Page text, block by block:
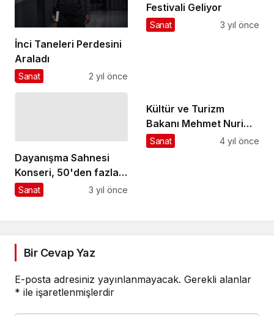
İnci Taneleri Perdesini
Araladı
Sanat 2 yıl önce
Festivali Geliyor
Sanat 3 yıl önce
Dayanışma Sahnesi
Konseri, 50'den fazla
çocuğa “Robotel”
Sanat 3 yıl önce
Kültür ve Turizm
Bakanı Mehmet Nuri
Ersoy’dan Başkent
Sanat 4 yıl önce
Bir Cevap Yaz
E-posta adresiniz yayınlanmayacak. Gerekli alanlar
* ile işaretlenmişlerdir